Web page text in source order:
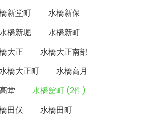
新堂町
水橋新保
水橋新堀
水橋新町
大正
水橋大正南部
水橋大正町
水橋高月
堂
水橋舘町 (2件)
田伏
水橋田町